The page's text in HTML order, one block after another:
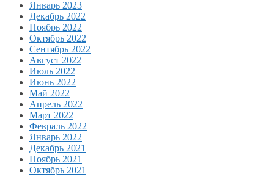
Январь 2023
Декабрь 2022
Ноябрь 2022
Октябрь 2022
Сентябрь 2022
Август 2022
Июль 2022
Июнь 2022
Май 2022
Апрель 2022
Март 2022
Февраль 2022
Январь 2022
Декабрь 2021
Ноябрь 2021
Октябрь 2021